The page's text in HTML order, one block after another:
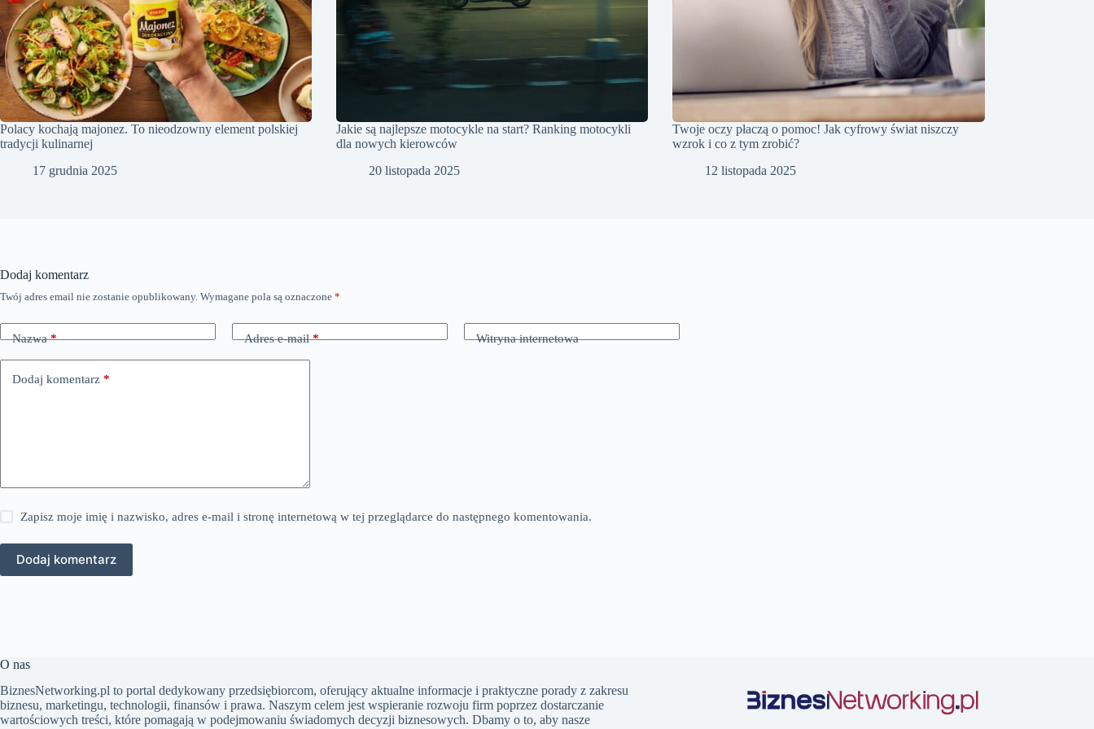
Polacy kochają majonez. To nieodzowny element polskiej
tradycji kulinarnej
17 grudnia 2025
Jakie są najlepsze motocykle na start? Ranking motocykli
dla nowych kierowców
20 listopada 2025
Twoje oczy płaczą o pomoc! Jak cyfrowy świat niszczy
wzrok i co z tym zrobić?
12 listopada 2025
Dodaj komentarz
Twój adres email nie zostanie opublikowany. Wymagane pola są oznaczone *
Nazwa* Adres e-mail* Witryna internetowa
Dodaj komentarz *
Zapisz moje imię i nazwisko, adres e-mail i stronę internetową w tej przeglądarce do następnego komentowania.
Dodaj komentarz
O nas
BiznesNetworking.pl to portal dedykowany przedsiębiorcom, oferujący aktualne informacje i praktyczne porady z zakresu
biznesu, marketingu, technologii, finansów i prawa. Naszym celem jest wspieranie rozwoju firm poprzez dostarczanie
wartościowych treści, które pomagają w podejmowaniu świadomych decyzji biznesowych. Dbamy o to, aby nasze